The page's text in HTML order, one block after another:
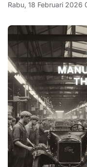
Rabu, 18 Februari 2026